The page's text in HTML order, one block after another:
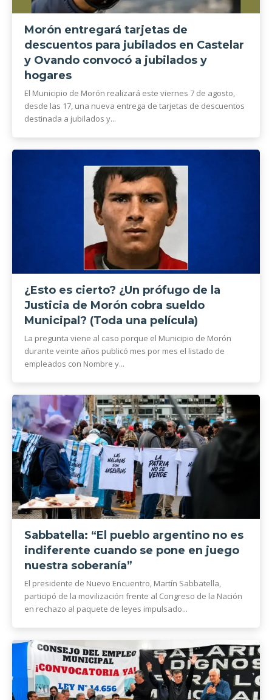
Morón entregará tarjetas de
descuentos para jubilados en Castelar
y Ovando convocó a jubilados y
hogares
El Municipio de Morón realizará este viernes 7 de agosto,
desde las 17, una nueva entrega de tarjetas de descuentos
destinada a jubilados y...
¿Esto es cierto? ¿Un prófugo de la
Justicia de Morón cobra sueldo
Municipal? (Toda una película)
La pregunta viene al caso porque el Municipio de Morón
durante veinte años publicó mes por mes el listado de
empleados con Nombre y...
Sabbatella: “El pueblo argentino no es
indiferente cuando se pone en juego
nuestra soberanía”
El presidente de Nuevo Encuentro, Martín Sabbatella,
participó de la movilización frente al Congreso de la Nación
en rechazo al paquete de leyes impulsado...